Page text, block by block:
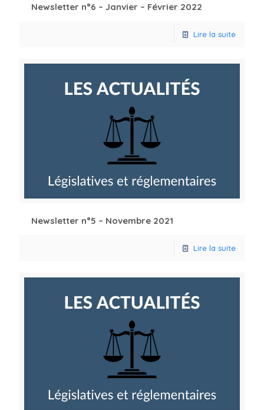
Newsletter n°6 – Janvier – Février 2022
Lire la suite
Newsletter n°5 – Novembre 2021
Lire la suite